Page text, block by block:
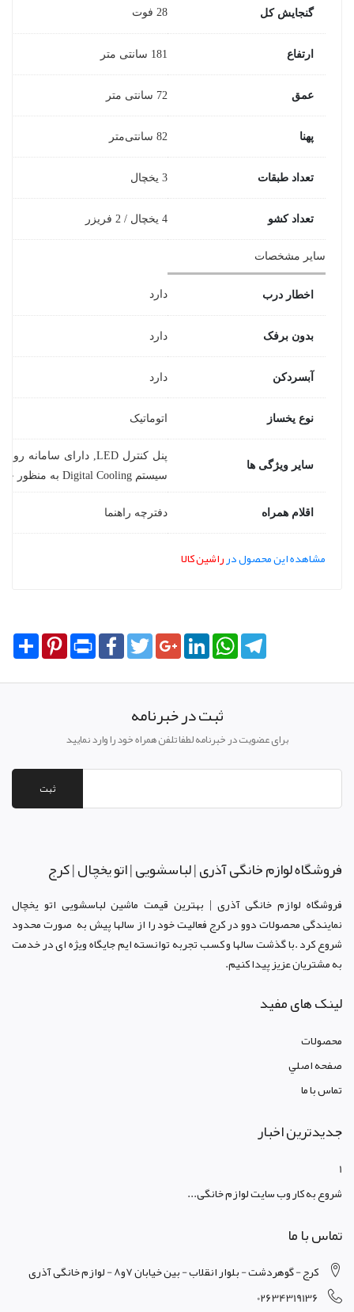
گنجایش کل 28 فوت
ارتفاع 181 سانتی متر
عمق 72 سانتی متر
پهنا 82 سانتی‌متر
تعداد طبقات 3 یخچال
تعداد کشو 4 یخچال / 2 فریزر
سایر مشخصات
اخطار درب دارد
بدون برفک دارد
آبسردکن دارد
نوع یخساز اتوماتیک
سایر ویژگی ها
سیستم Digital Cooling به منظور حفظ تازگی مواد غذایی موجود در یخچال مانند روز اول, مجهز به کمپرسورهای نسل جدید کم مصرف
اقلام همراه دفترچه راهنما
مشاهده این محصول درراشین کالا
Share PinterestPrint FacebookTwitterGoogle+LinkedInWhatsApp
ثبت در خبرنامه
برای عضویت در خبرنامه لطفا تلفن همراه خود را وارد نمایید
ثبت
فروشگاه لوازم خانگی آذری | لباسشویی | اتو یخچال | کرج
فروشگاه لوازم خانگی آذری | بهترین قیمت ماشین لباسشویی اتو یخچال
نمایندگی محصولات دوو در کرجفعالیت خود را از سالها پیش به صورت محدود
شروع کرد .با گذشت سالها و کسب تجربه توانسته ایم جایگاه ویژه ای در خدمت
به مشتریان عزیز پیدا کنیم.
لینک های مفید
محصولات
صفحه اصلي
تماس با ما
جدیدترین اخبار
1
شروع به کار وب سایت لوازم خانگی...
تماس با ما
کرج - گوهردشت - بلوار انقلاب - بین خیابان 7و8 - لوازم خانگی آذری
02634319136